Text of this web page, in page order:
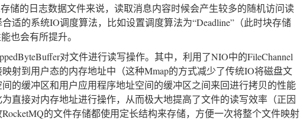
储的日志数据文件来说，读取消息内容时候会产生较多的随机访问读
适的系统IO调度算法，比如设置调度算法为“Deadline”（此时块存储
也会有所提升。
对文件进行读写操作。其中，利用了NIO中的FileChannel
射到用户态的内存地址中（这种Mmap的方式减少了传统IO将磁盘文
的缓冲区和用户应用程序地址空间的缓冲区之间来回进行拷贝的性能
直接对内存地址进行操作，从而极大地提高了文件的读写效率（正因
的文件存储都使用定长结构来存储，方便一次将整个文件映射